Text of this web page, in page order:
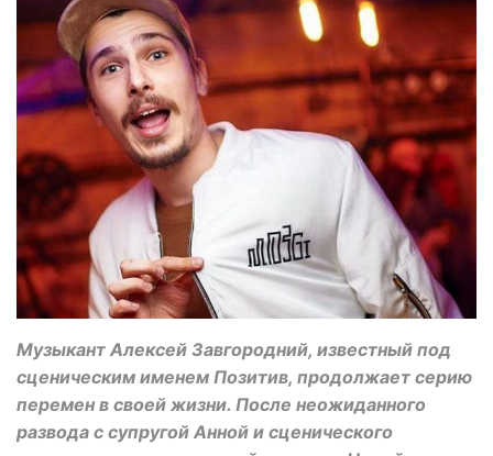
Музыкант Алексей Завгородний, известный под
сценическим именем Позитив, продолжает серию
перемен в своей жизни. После неожиданного
развода с супругой Анной и сценического